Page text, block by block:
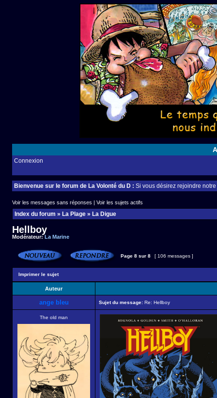
Connexion
Bienvenue sur le forum de La Volonté du D : Si vous désirez rejoindre
Voir les messages sans réponses | Voir les sujets actifs
Index du forum » La Plage » La Digue
Hellboy
Modérateur:La Marine
Page 8 sur 8 [ 106 messages ]
Imprimer le sujet
Auteur
ange bleu Sujet du message: Re: Hellboy
The old man